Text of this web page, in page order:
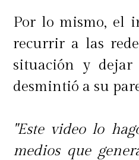
Por lo mismo, el
recurrir a las
situación y
desmintió a su
"Este video lo
medios que